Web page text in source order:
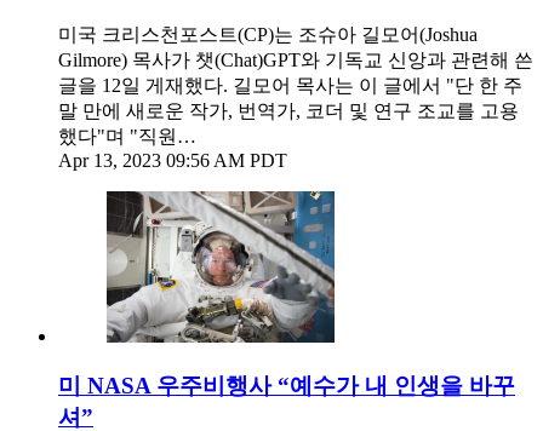
미국 크리스천포스트(CP)는 조슈아 길모어(Joshua
Gilmore) 목사가 챗(Chat)GPT와 기독교 신앙과 관련해 쓴
글을 12일 게재했다. 길모어 목사는 이 글에서 "단 한 주
말 만에 새로운 작가, 번역가, 코더 및 연구 조교를 고용
했다"며 "직원…
Apr 13, 2023 09:56 AM PDT
미 NASA 우주비행사 “예수가 내 인생을 바꾸
셔”